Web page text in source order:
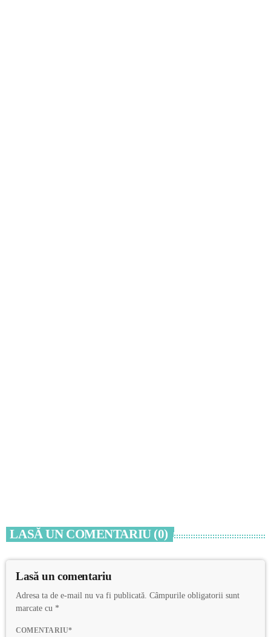
LASĂ UN COMENTARIU (0)
Lasă un comentariu
Adresa ta de e-mail nu va fi publicată. Câmpurile obligatorii sunt
marcate cu *
COMENTARIU*